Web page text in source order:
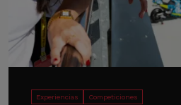
Experiencias Competiciones